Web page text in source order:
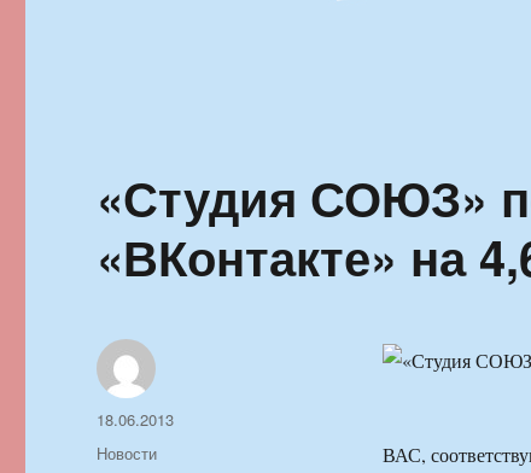
«Студия СОЮЗ»
«ВКонтакте» на
ВАС,
Автор
Опубликовано
18.06.2013
Рубрики
Новости